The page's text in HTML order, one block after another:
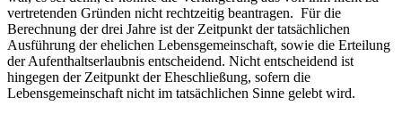
vertretenden Gründen nicht rechtzeitig beantragen. Für die
Berechnung der drei Jahre ist der Zeitpunkt der tatsächlichen
Ausführung der ehelichen Lebensgemeinschaft, sowie die Erteilung
der Aufenthaltserlaubnis entscheidend. Nicht entscheidend ist
hingegen der Zeitpunkt der Eheschließung, sofern die
Lebensgemeinschaft nicht im tatsächlichen Sinne gelebt wird.